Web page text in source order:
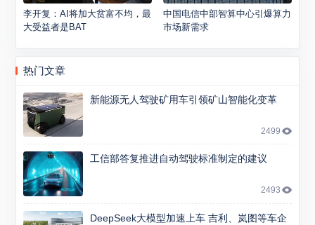
李开复：AI将加大贫富不均，最
大受益者是BAT
中国电信中部智算中心引爆算力
市场新需求
热门文章
新能源无人驾驶矿用车引领矿山智能化变革
2499
工信部答复推进自动驾驶标准制定的建议
2493
DeepSeek大模型加速上车 吉利、岚图等车企